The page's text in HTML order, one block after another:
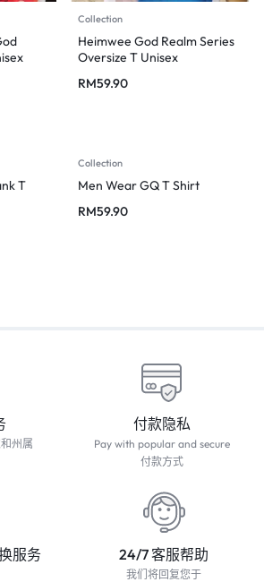
Collection
Heimwee God Realm Series
Oversize T Unisex
RM59.90
T
Collection
Men Wear GQ T Shirt
RM59.90
州属
付款隐私
Pay with popular and secure
付款方式
服务 24/7 客服帮助
我们将回复您于